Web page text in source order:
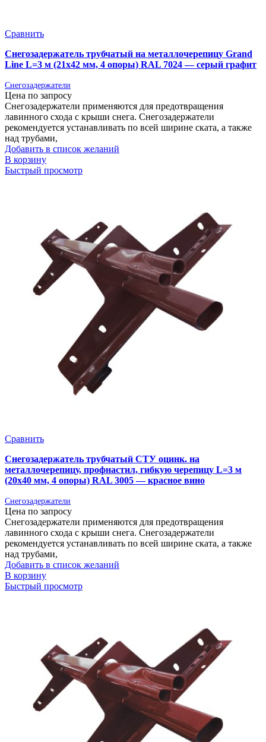
Сравнить
Снегозадержатель трубчатый на металлочерепицу Grand
Line L=3 м (21х42 мм, 4 опоры) RAL 7024 — серый графит
Снегозадержатели
Цена по запросу
Снегозадержатели применяются для предотвращения
лавинного схода с крыши снега. Снегозадержатели
рекомендуется устанавливать по всей ширине ската, а также
над трубами,
Добавить в список желаний
В корзину
Быстрый просмотр
Сравнить
Снегозадержатель трубчатый СТУ оцинк. на
металлочерепицу, профнастил, гибкую черепицу L=3 м
(20х40 мм, 4 опоры) RAL 3005 — красное вино
Снегозадержатели
Цена по запросу
Снегозадержатели применяются для предотвращения
лавинного схода с крыши снега. Снегозадержатели
рекомендуется устанавливать по всей ширине ската, а также
над трубами,
Добавить в список желаний
В корзину
Быстрый просмотр